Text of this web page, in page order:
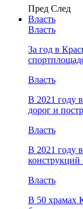
Пред След
Власть
Власть
За год в
Власть
В 2021 году
дорог и
Власть
В 2021 году
Власть
В 50 храмах